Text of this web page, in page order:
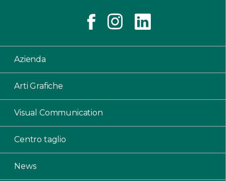
Azienda
Arti Grafiche
Visual Communication
Centro taglio
News